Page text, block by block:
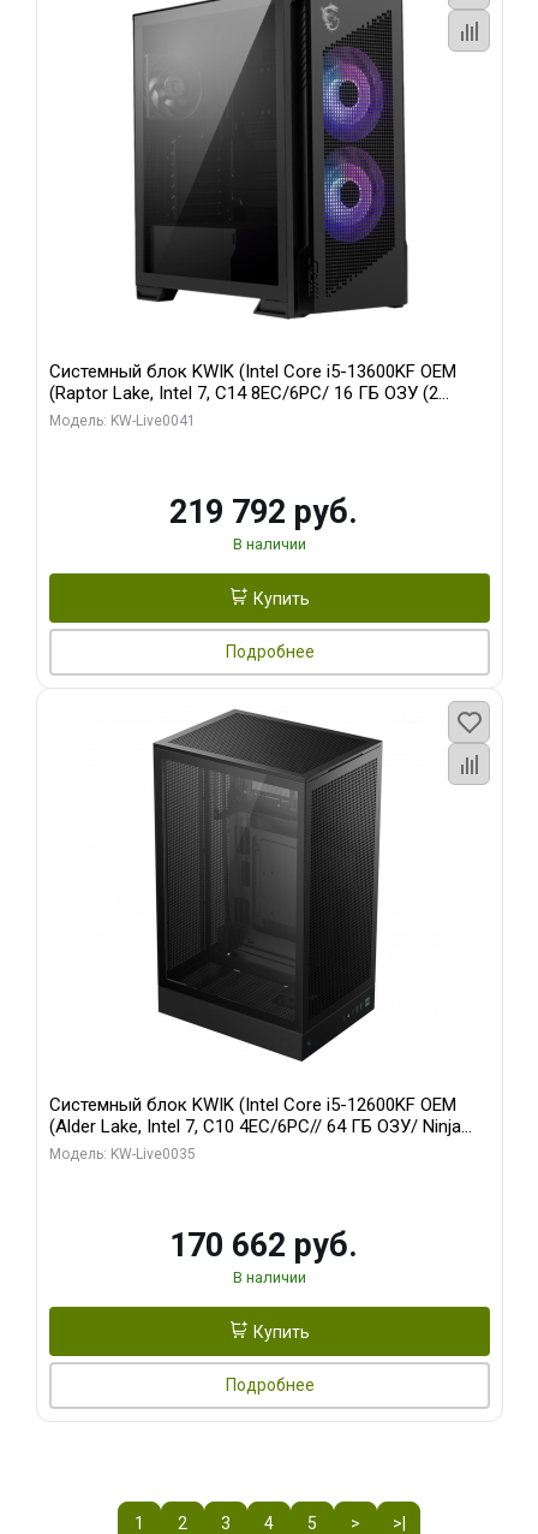
Системный блок KWIK (Intel Core i5-13600KF OEM
(Raptor Lake, Intel 7, C14 8EC/6PC/ 16 ГБ ОЗУ (2
модуля)/ Palit RTX5080 GAMINGPRO OC 16GB GDDR7
Модель: KW-Live0041
219 792 руб.
В наличии
Купить
Подробнее
Системный блок KWIK (Intel Core i5-12600KF OEM
(Alder Lake, Intel 7, C10 4EC/6PC// 64 ГБ ОЗУ/ Ninja
Sinotex GTX1650 4GB 128bit GDDR6 DVI DP HDMI 2/
Модель: KW-Live0035
170 662 руб.
В наличии
Купить
Подробнее
1 2 3 4 5 > >|